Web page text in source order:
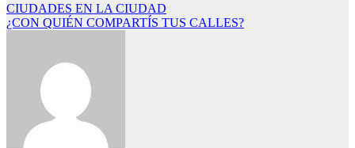
Navegación
de
CIUDADES EN LA CIUDAD
¿CON QUIÉN COMPARTÍS TUS CALLES?